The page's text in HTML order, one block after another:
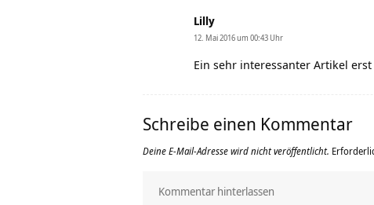
Lilly
12. Mai 2016 um 00:43 Uhr
Ein sehr interessanter Artikel
Schreibe einen Kommentar
Deine E-Mail-Adresse wird nicht veröffentlicht.